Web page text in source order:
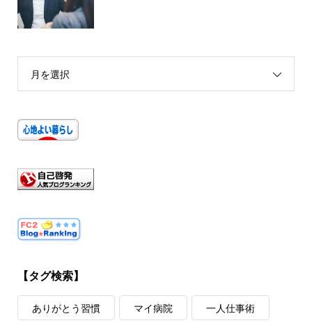
月を選択
【タグ検索】
ありがとう習慣 マイ病院 一人仕事術